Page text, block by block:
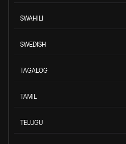
SWAHILI
SWEDISH
TAGALOG
TAMIL
TELUGU